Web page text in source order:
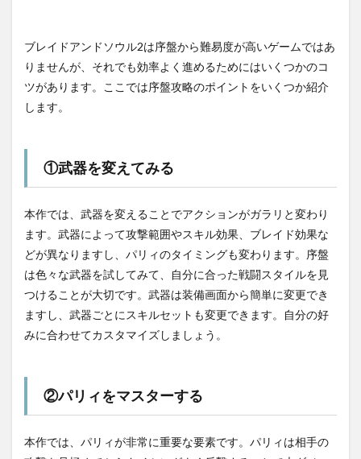
ブレイドアンドソウル2は序盤から難易度が高いゲームではあ
りませんが、それでも効率よく進めるためにはいくつかのコ
ツがあります。ここでは序盤攻略のポイントをいくつか紹介
します。
①武器を変えてみる
本作では、武器を変えることでアクションがガラリと変わり
ます。武器によって攻撃範囲やスキル効果、ブレイド効果な
どが異なりますし、パリィのタイミングも変わります。序盤
は色々な武器を試してみて、自分に合った戦闘スタイルを見
つけることが大切です。武器は装備画面から簡単に変更でき
ますし、武器ごとにスキルセットも変更できます。自分の好
みに合わせてカスタマイズしましょう。
②パリィをマスターする
本作では、パリィが非常に重要な要素です。パリィは相手の